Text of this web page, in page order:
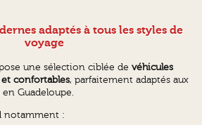
adaptés à tous les styles de
voyage
une sélection ciblée devéhicules
confortables, parfaitement adaptés aux
Guadeloupe.
notamment :